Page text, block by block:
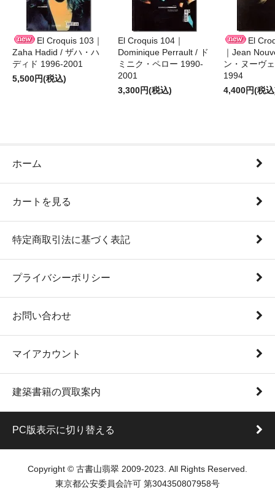
El Croquis 103｜
Zaha Hadid / ザハ・ハ
ディド 1996-2001
5,500円(税込)
El Croquis 104｜
Dominique Perrault / ド
ミニク・ペロー 1990-
2001
3,300円(税込)
El
｜Jean
ン・ヌーヴ
1994
4,400円(税
ホーム
カートを見る
特定商取引法に基づく表記
プライバシーポリシー
お問い合わせ
マイアカウント
建築書籍の買取案内
PC版表示に切り替える
Copyright © 古書山翡翠 2009-2023. All Rights Reserved.
東京都公安委員会許可 第304350807958号